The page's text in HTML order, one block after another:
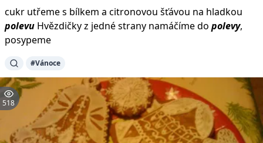
cukr utřeme s bílkem a citronovou šťávou na hladkou
polevu Hvězdičky z jedné strany namáčíme do polevy,
posypeme
#Vánoce
518